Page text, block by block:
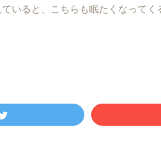
いると、こちらも眠たくなって